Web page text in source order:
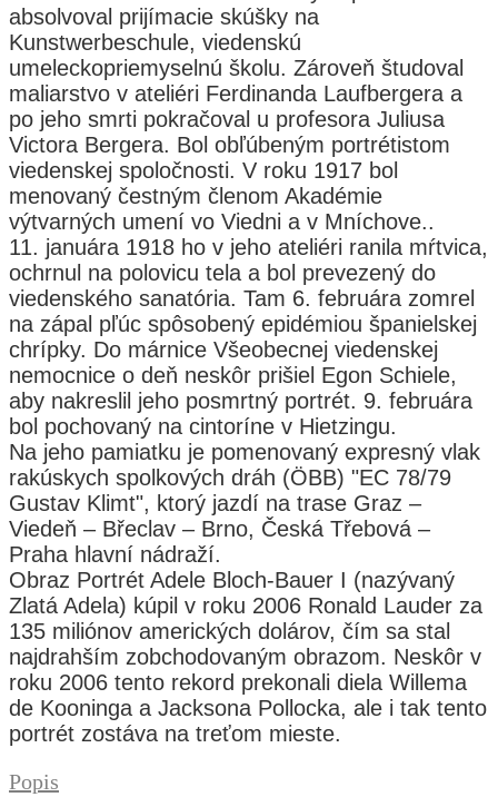
absolvoval prijímacie skúšky na
Kunstwerbeschule, viedenskú
umeleckopriemyselnú školu. Zároveň študoval
maliarstvo v ateliéri Ferdinanda Laufbergera a
po jeho smrti pokračoval u profesora Juliusa
Victora Bergera. Bol obľúbeným portrétistom
viedenskej spoločnosti. V roku 1917 bol
menovaný čestným členom Akadémie
výtvarných umení vo Viedni a v Mníchove..
11. januára 1918 ho v jeho ateliéri ranila mŕtvica,
ochrnul na polovicu tela a bol prevezený do
viedenského sanatória. Tam 6. februára zomrel
na zápal pľúc spôsobený epidémiou španielskej
chrípky. Do márnice Všeobecnej viedenskej
nemocnice o deň neskôr prišiel Egon Schiele,
aby nakreslil jeho posmrtný portrét. 9. februára
bol pochovaný na cintoríne v Hietzingu.
Na jeho pamiatku je pomenovaný expresný vlak
rakúskych spolkových dráh (ÖBB) "EC 78/79
Gustav Klimt", ktorý jazdí na trase Graz –
Viedeň – Břeclav – Brno, Česká Třebová –
Praha hlavní nádraží.
Obraz Portrét Adele Bloch-Bauer I (nazývaný
Zlatá Adela) kúpil v roku 2006 Ronald Lauder za
135 miliónov amerických dolárov, čím sa stal
najdrahším zobchodovaným obrazom. Neskôr v
roku 2006 tento rekord prekonali diela Willema
de Kooninga a Jacksona Pollocka, ale i tak tento
portrét zostáva na treťom mieste.
Popis